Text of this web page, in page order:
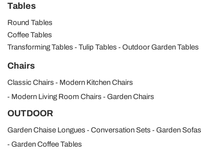
Tables
Round Tables
Coffee Tables
Transforming Tables
Tulip Tables Outdoor Garden Tables
Chairs
Classic Chairs
Modern Kitchen Chairs
Modern Living Room Chairs
Garden Chairs
OUTDOOR
Garden Chaise Longues Conversation Sets
Garden Sofas
Garden Coffee Tables